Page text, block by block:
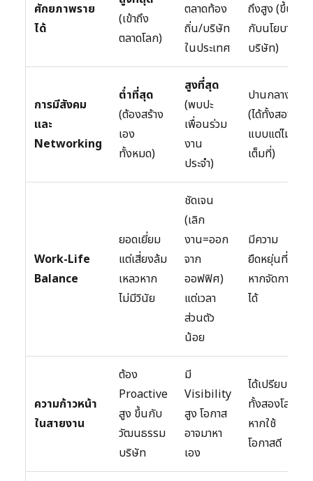
ศักยภาพราย
ได้
(เข้าถึง
ตลาดโลก)
ตลาดท้อง
ถิ่น/บริษัท
ในประเทศ
ถึงสูง (ขึ้น
กับนโยบาย
บริษัท)
การมีสังคม
และ
Networking
ต่ำที่สุด
(ต้องสร้าง
เอง
ทั้งหมด)
สูงที่สุด
(พบปะ
เพื่อนร่วม
งาน
ประจำ)
ปานกลาง
(ได้ทั้งสอง
แบบแต่ไม่
เต็มที่)
Work-Life
Balance
ยอดเยี่ยม
แต่เสี่ยงล้ม
เหลวหาก
ไม่มีวินัย
ชัดเจน
(เลิก
งาน=ออก
จาก
ออฟฟิศ)
แต่เวลา
ส่วนตัว
น้อย
มีความ
ยืดหยุ่นที่ดี
หากจัดการ
ได้
ความก้าวหน้า
ในสายงาน
ต้อง
Proactive
สูง ขึ้นกับ
วัฒนธรรม
บริษัท
มี
Visibility
สูง โอกาส
อาจมาหา
เอง
ได้เปรียบ
ทั้งสองโลก
หากใช้
โอกาสดี